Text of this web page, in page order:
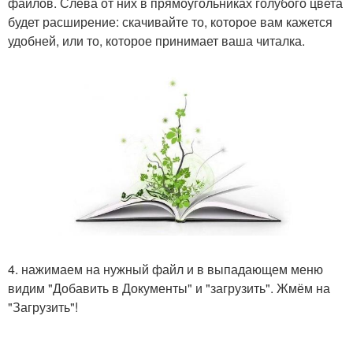
будет расширение: скачивайте то, которое вам кажется
удобней, или то, которое принимает ваша читалка.
4. нажимаем на нужный файл и в выпадающем меню
видим "Добавить в Документы" и "загрузить". Жмём на
"Загрузить"!